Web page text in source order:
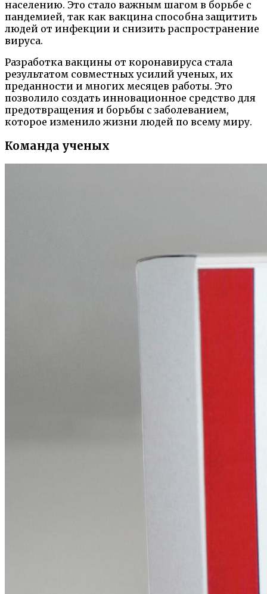
населению. Это стало важным шагом в борьбе с
пандемией, так как вакцина способна защитить
людей от инфекции и снизить распространение
вируса.
Разработка вакцины от коронавируса стала
результатом совместных усилий ученых, их
преданности и многих месяцев работы. Это
позволило создать инновационное средство для
предотвращения и борьбы с заболеванием,
которое изменило жизни людей по всему миру.
Команда ученых